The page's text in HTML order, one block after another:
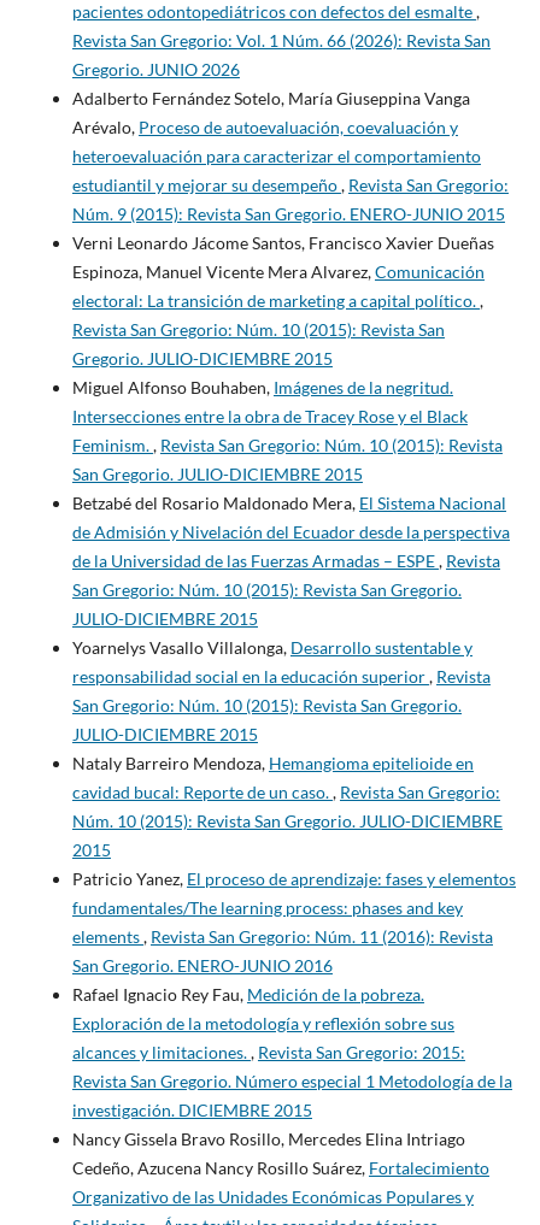
pacientes odontopediátricos con defectos del esmalte,
Revista San Gregorio: Vol. 1 Núm. 66 (2026): Revista San
Gregorio. JUNIO 2026
Adalberto Fernández Sotelo, María Giuseppina Vanga
Arévalo, Proceso de autoevaluación, coevaluación y
heteroevaluación para caracterizar el comportamiento
estudiantil y mejorar su desempeño, Revista San Gregorio:
Núm. 9 (2015): Revista San Gregorio. ENERO-JUNIO 2015
Verni Leonardo Jácome Santos, Francisco Xavier Dueñas
Espinoza, Manuel Vicente Mera Alvarez,Comunicación
electoral: La transición de marketing a capital político.,
Revista San Gregorio: Núm. 10 (2015): Revista San
Gregorio. JULIO-DICIEMBRE 2015
Miguel Alfonso Bouhaben, Imágenes de la negritud.
Intersecciones entre la obra de Tracey Rose y el Black
Feminism., Revista San Gregorio: Núm. 10 (2015): Revista
San Gregorio. JULIO-DICIEMBRE 2015
Betzabé del Rosario Maldonado Mera, El Sistema Nacional
de Admisión y Nivelación del Ecuador desde la perspectiva
de la Universidad de las Fuerzas Armadas – ESPE, Revista
San Gregorio: Núm. 10 (2015): Revista San Gregorio.
JULIO-DICIEMBRE 2015
Yoarnelys Vasallo Villalonga, Desarrollo sustentable y
responsabilidad social en la educación superior, Revista
San Gregorio: Núm. 10 (2015): Revista San Gregorio.
JULIO-DICIEMBRE 2015
Nataly Barreiro Mendoza, Hemangioma epitelioide en
cavidad bucal: Reporte de un caso., Revista San Gregorio:
Núm. 10 (2015): Revista San Gregorio. JULIO-DICIEMBRE
2015
Patricio Yanez, El proceso de aprendizaje: fases y elementos
fundamentales/The learning process: phases and key
elements, Revista San Gregorio: Núm. 11 (2016): Revista
San Gregorio. ENERO-JUNIO 2016
Rafael Ignacio Rey Fau, Medición de la pobreza.
Exploración de la metodología y reflexión sobre sus
alcances y limitaciones., Revista San Gregorio: 2015:
Revista San Gregorio. Número especial 1 Metodología de la
investigación. DICIEMBRE 2015
Nancy Gissela Bravo Rosillo, Mercedes Elina Intriago
Cedeño, Azucena Nancy Rosillo Suárez, Fortalecimiento
Organizativo de las Unidades Económicas Populares y